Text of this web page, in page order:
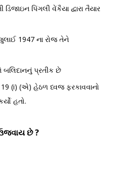
ડિજાઇન પિંગલી વેંકૈયા દ્વારા તૈયાર
1947 ના રોજ તેને
બલિદાનનું પ્રતીક છે
(i) (એ) હેઠળ ધ્વજ ફરકાવવાનો
હતો.
ઉજવાય છે ?